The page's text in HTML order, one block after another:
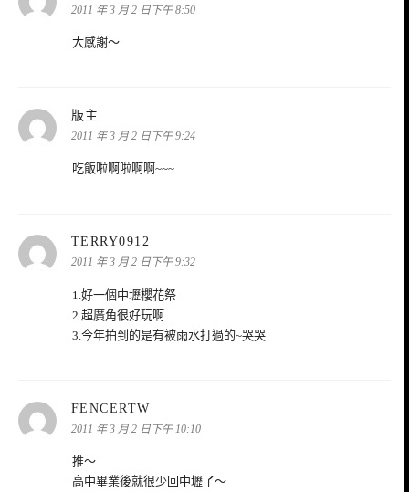
示:
2011 年 3 月 2 日下午 8:50
大感謝～
版主
示:
2011 年 3 月 2 日下午 9:24
吃飯啦啊啦啊啊~~~
TERRY0912
示:
2011 年 3 月 2 日下午 9:32
1.好一個中壢櫻花祭
2.超廣角很好玩啊
3.今年拍到的是有被雨水打過的~哭哭
FENCERTW
示:
2011 年 3 月 2 日下午 10:10
推～
高中畢業後就很少回中壢了～